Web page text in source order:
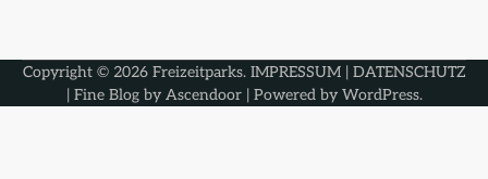
Copyright © 2026 Freizeitparks. IMPRESSUM| DATENSCHUTZ
| Fine Blog by Ascendoor| Powered by WordPress.